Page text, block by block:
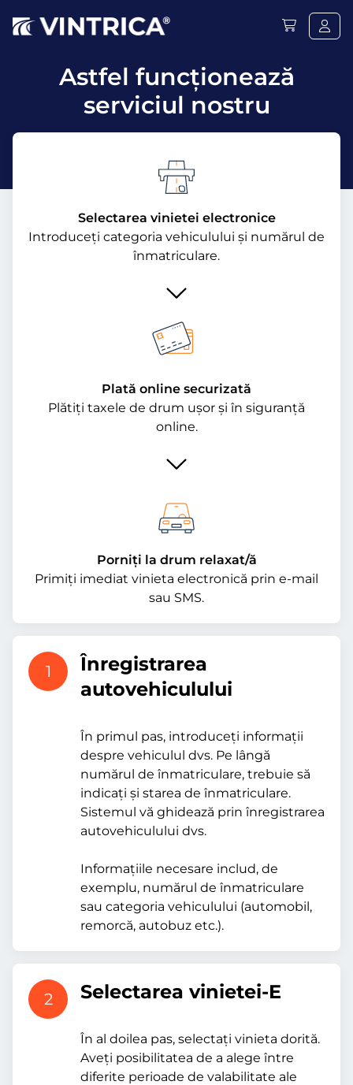
Astfel funcţionează
serviciul nostru
Selectarea vinietei electronice
Introduceți categoria vehiculului și numărul de
înmatriculare.
Plată online securizată
Plătiți taxele de drum ușor și în siguranță
online.
Porniți la drum relaxat/ă
Primiți imediat vinieta electronică prin e-mail
sau SMS.
1
Înregistrarea
autovehiculului
În primul pas, introduceți informații
despre vehiculul dvs. Pe lângă
numărul de înmatriculare, trebuie să
indicați și starea de înmatriculare.
Sistemul vă ghidează prin înregistrarea
autovehiculului dvs.
Informațiile necesare includ, de
exemplu, numărul de înmatriculare
sau categoria vehiculului (automobil,
remorcă, autobuz etc.).
2 Selectarea vinietei-E
În al doilea pas, selectați vinieta dorită.
Aveți posibilitatea de a alege între
diferite perioade de valabilitate ale